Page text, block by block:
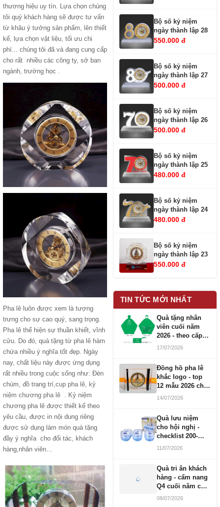
thương hiệu uy tín. Lựa chọn chúng
tôi quý khách hàng sẽ được tư vấn
từ khâu ý tưởng sản phẩm, lên thiết
kế, lựa chọn vật liệu, tối ưu chi
phí... chúng tôi đã và đang cung cấp
cho rất nhiều các công ty, sở ban
ngành, trường học .
Pha lê luôn được xem là tượng
trưng cho sự cao quý, sang trọng.
Pha lê thể hiện sự thuần khiết, vĩnh
cửu. Do đó, quà tặng từ pha lê hàm
chứa nhiều ý nghĩa tốt đẹp. Ngày
nay, chất liệu này được ứng dụng
rất nhiều trong cuộc sống như: Đèn
chùm, đồ trang trí,cup pha lê, kỷ
niệm chương pha lê . Kỷ niệm
chương pha lê được thiết kế theo
yêu cầu, được in nội dung riêng
được sử dụng làm món quà tặng
đầy ý nghĩa cho đối tác, khách
hàng,nhân viên…
Bộ số kỷ niệm
ngày thành lập 28
550.000 đ
Bộ số kỷ niệm
ngày thành lập 27
500.000 đ
Bộ số kỷ niệm
ngày thành lập 26
500.000 đ
Bộ số kỷ niệm
ngày thành lập 25
480.000 đ
Bộ số kỷ niệm
ngày thành lập 24
480.000 đ
Bộ số kỷ niệm
ngày thành lập 23
550.000 đ
TIN TỨC MỚI NHẤT
Quà tặng nhân
viên cuối năm
2026 - theo cấp
bậc CBNV
17/07/2026
Đồng hồ pha lê
khắc logo - top
12 mẫu 2026 cho
doanh nghiệp
14/07/2026
Quà lưu niệm
cho hội nghị -
checklist 200-
1000 người
11/07/2026
Quà tri ân khách
hàng - cẩm nang
Q4 cuối năm cho
doanh nghiệp
08/07/2026